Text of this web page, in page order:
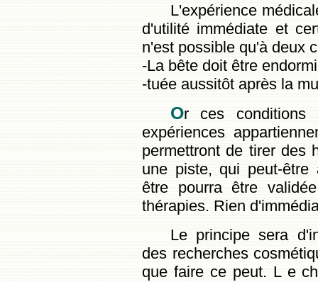
L'expérience
d'utilité immédiate et
n'est possible qu'à deux
-La bête doit être
-tuée aussitôt après la
Or ces conditions
expériences
permettront de tirer des
une piste, qui peut-
être pourra être
thérapies. Rien
Le principe sera
des recherches
que faire ce peut. L e